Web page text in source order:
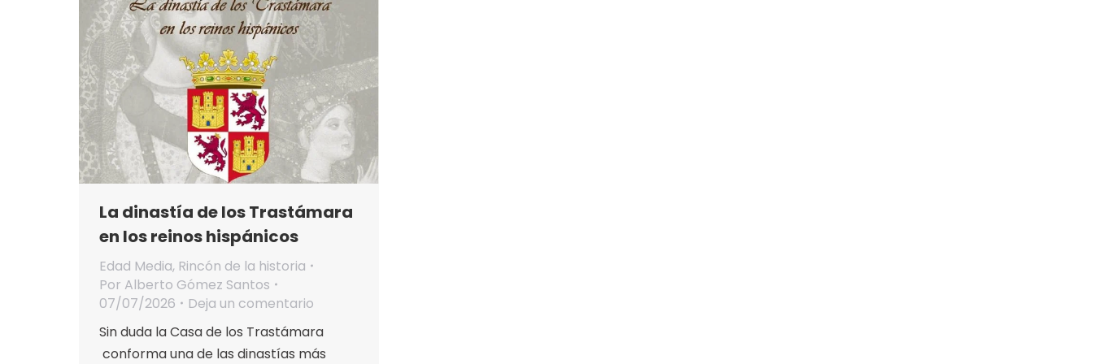
La dinastía de los Trastámara
en los reinos hispánicos
Edad Media, Rincón de la historia
Por Alberto Gómez Santos
07/07/2026
Deja un comentario
Sin duda la Casa de los Trastámara
conforma una de las dinastías más